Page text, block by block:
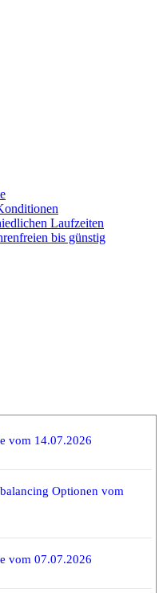
Laufzeiten
bis günstig
vom 14.07.2026
Optionen vom
vom 07.07.2026